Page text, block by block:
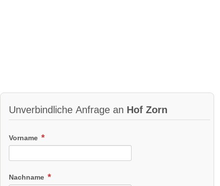
Unverbindliche Anfrage an Hof Zorn
Vorname
Nachname